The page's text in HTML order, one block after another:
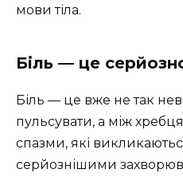
мови тіла.
Біль — це
Біль — це вже не так
пульсувати, а між
спазми, які
серйознішими